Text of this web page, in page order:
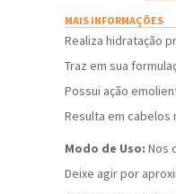
MAIS INFORMAÇÕES
Realiza hidratação
Traz em sua
Possui ação
Resulta em cabelos
Modo de Uso: Nos
Deixe agir por